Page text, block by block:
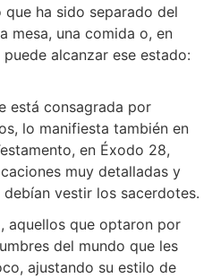
que ha sido separado del
mesa, una comida o, en
alcanzar ese estado:
está consagrada por
lo manifiesta también en
en Éxodo 28,
muy detalladas y
vestir los sacerdotes.
aquellos que optaron por
del mundo que les
ajustando su estilo de